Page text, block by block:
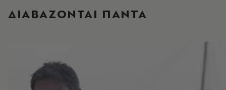
ΔΙΑΒΑΖΟΝΤΑΙ ΠΑΝΤΑ